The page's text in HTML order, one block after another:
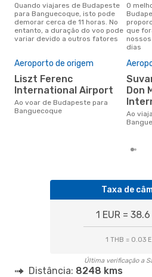
Quando viajares de Budapeste
para Banguecoque, isto pode
demorar cerca de 11 horas. No
entanto, a duração do voo pode
variar devido a outros fatores
O melhor preço para voos de
que
dias
Aeroporto de origem
Liszt Ferenc
International Airport
Ao voar de Budapeste para
Banguecoque
Suvarnabhumi Airport,
Don
Ao viajar de Budapeste a
Taxa de
1 EUR =
1 THB = 0.03
Última verificação a
Distância: 8248 kms